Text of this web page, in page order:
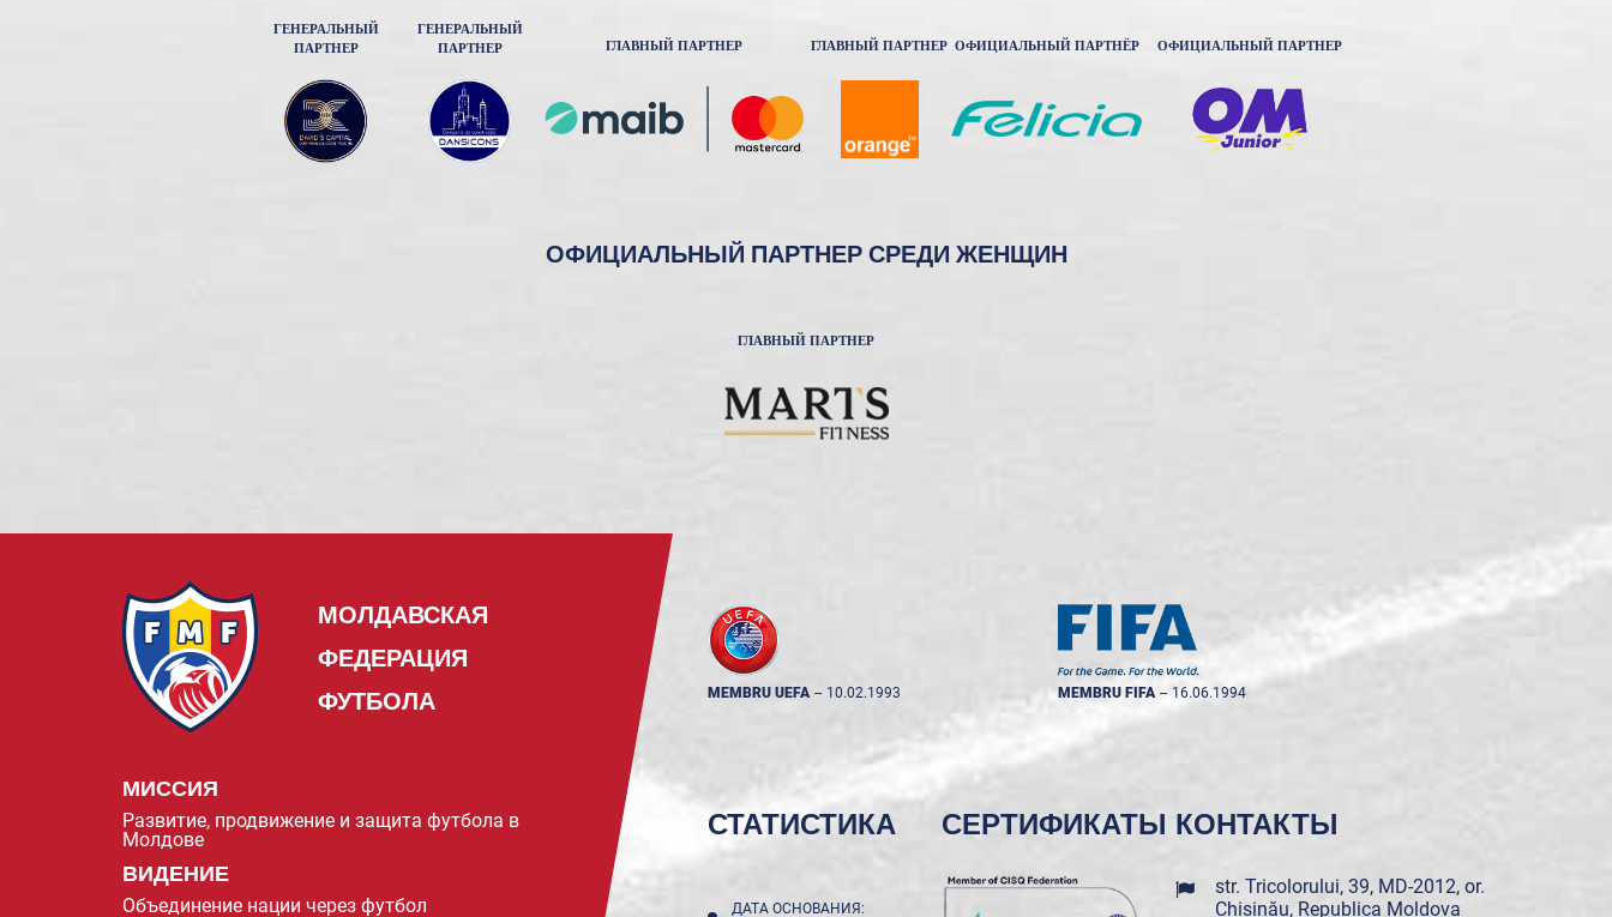
ГЕНЕРАЛЬНЫЙ
ПАРТНЕР
ГЕНЕРАЛЬНЫЙ
ПАРТНЕР
ГЛАВНЫЙ ПАРТНЕР ГЛАВНЫЙ ПАРТНЕР ОФИЦИАЛЬНЫЙ ПАРТНЁР ОФИЦИАЛЬНЫЙ ПАРТНЕР
ОФИЦИАЛЬНЫЙ ПАРТНЕР СРЕДИ ЖЕНЩИН
ГЛАВНЫЙ ПАРТНЕР
МОЛДАВСКАЯ
ФЕДЕРАЦИЯ
ФУТБОЛА
МИССИЯ
Развитие, продвижение и защита футбола в
Молдове
ВИДЕНИЕ
Объединение нации через футбол
MEMBRU UEFA -- 10.02.1993 MEMBRU FIFA -- 16.06.1994
СТАТИСТИКА
ДАТА ОСНОВАНИЯ:
СЕРТИФИКАТЫ КОНТАКТЫ
str. Tricolorului, 39, MD-2012, or.
Chișinău, Republica Moldova